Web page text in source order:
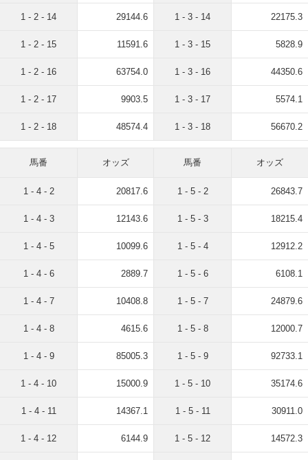
1 - 2 - 14 29144.6
1 - 2 - 15 11591.6
1 - 2 - 16 63754.0
1 - 2 - 17 9903.5
1 - 2 - 18 48574.4
1 - 3 - 14 22175.3
1 - 3 - 15 5828.9
1 - 3 - 16 44350.6
1 - 3 - 17 5574.1
1 - 3 - 18 56670.2
馬番 オッズ
1 - 4 - 2 20817.6
1 - 4 - 3 12143.6
1 - 4 - 5 10099.6
1 - 4 - 6 2889.7
1 - 4 - 7 10408.8
1 - 4 - 8 4615.6
1 - 4 - 9 85005.3
1 - 4 - 10 15000.9
1 - 4 - 11 14367.1
1 - 4 - 12 6144.9
馬番 オッズ
1 - 5 - 2 26843.7
1 - 5 - 3 18215.4
1 - 5 - 4 12912.2
1 - 5 - 6 6108.1
1 - 5 - 7 24879.6
1 - 5 - 8 12000.7
1 - 5 - 9 92733.1
1 - 5 - 10 35174.6
1 - 5 - 11 30911.0
1 - 5 - 12 14572.3